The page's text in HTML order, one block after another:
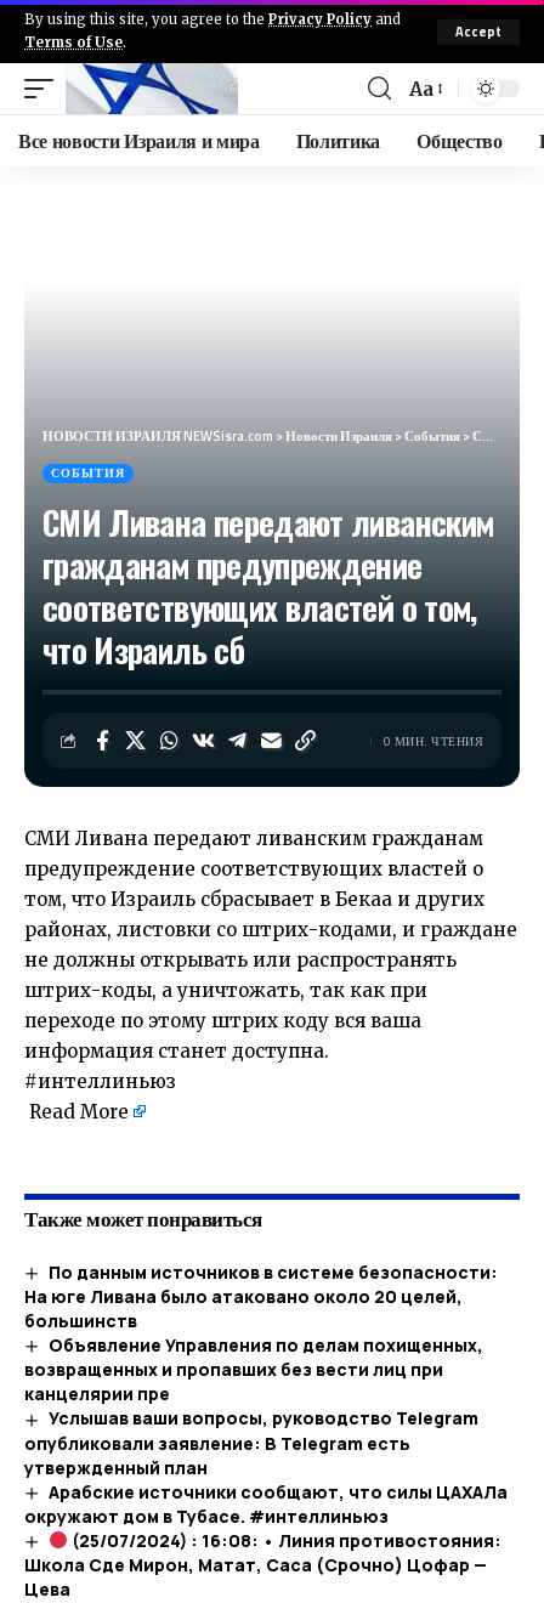
By using this site, you agree to the Privacy Policy and
Terms of Use.
Accept
Aa
Все новости Израиля и мира Политика Общество
НОВОСТИ ИЗРАИЛЯ NEWSisra.com >Новости Израиля>События>СМИ Ливана передают ливанским гражданам предупреждение соответствующих властей о том, что Израиль сб
СОБЫТИЯ
СМИ Ливана передают ливанским
гражданам предупреждение
соответствующих властей о том,
что Израиль сб
0 МИН. ЧТЕНИЯ
СМИ Ливана передают ливанским гражданам
предупреждение соответствующих властей о
том, что Израиль сбрасывает в Бекаа и других
районах, листовки со штрих-кодами, и граждане
не должны открывать или распространять
штрих-коды, а уничтожать, так как при
переходе по этому штрих коду вся ваша
информация станет доступна.
#интеллиньюз
Read More
Также может понравиться
По данным источников в системе безопасности:
На юге Ливана было атаковано около 20 целей,
большинств
Объявление Управления по делам похищенных,
возвращенных и пропавших без вести лиц при
канцелярии пре
Услышав ваши вопросы, руководство Telegram
опубликовали заявление: В Telegram есть
утвержденный план
Арабские источники сообщают, что силы ЦАХАЛа
окружают дом в Тубасе. #интеллиньюз
(25/07/2024) : 16:08: • Линия противостояния:
Школа Сде Мирон, Матат, Саса (Срочно) Цофар —
Цева